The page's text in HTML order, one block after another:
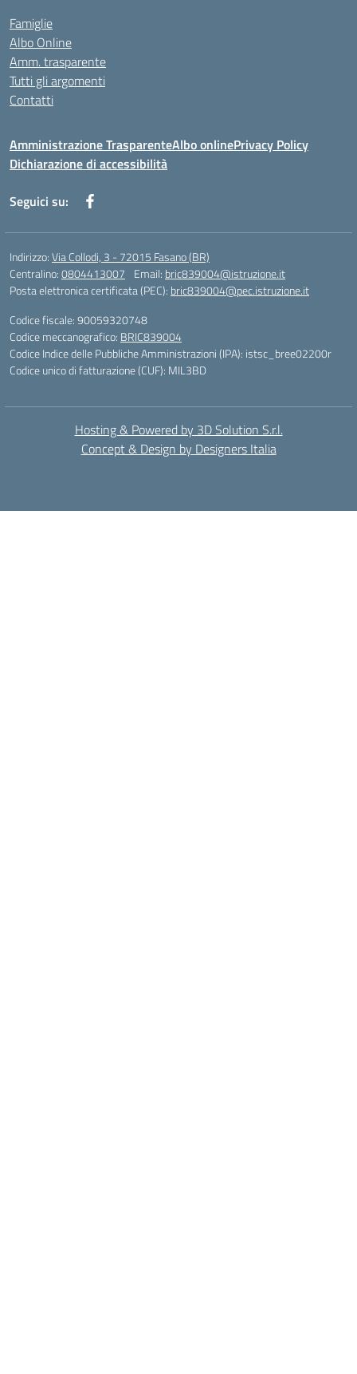
Famiglie
Albo Online
Amm. trasparente
Tutti gli argomenti
Contatti
Amministrazione TrasparenteAlbo onlinePrivacy Policy
Dichiarazione di accessibilità
Seguici su:
Indirizzo:Via Collodi, 3 - 72015 Fasano (BR)
Centralino:0804413007 Email: bric839004@istruzione.it
Posta elettronica certificata (PEC): bric839004@pec.istruzione.it
Codice fiscale: 90059320748
Codice meccanografico: BRIC839004
Codice Indice delle Pubbliche Amministrazioni (IPA): istsc_bree02200r
Codice unico di fatturazione (CUF): MIL3BD
Hosting & Powered by 3D Solution S.r.l.
Concept & Design by Designers Italia